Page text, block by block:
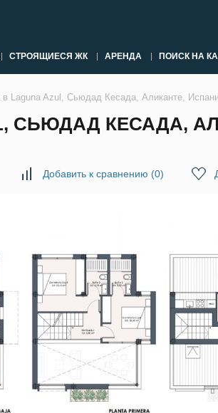
СТРОЯЩИЕСЯ ЖК АРЕНДА ПОИСК НА
в Laguna Azul, Сьюдад Кесада, Аликанте,
СЬЮДАД КЕСАДА,
Добавить к сравнению (0)